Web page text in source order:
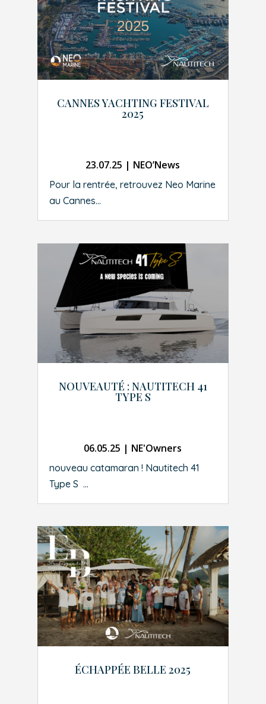
CANNES YACHTING FESTIVAL
2025
23.07.25 | NEO’News
Pour la rentrée, retrouvez Neo Marine
au Cannes...
NOUVEAUTÉ : NAUTITECH 41
TYPE S
06.05.25 | NE'Owners
nouveau catamaran ! Nautitech 41
Type S ...
ÉCHAPPÉE BELLE 2025